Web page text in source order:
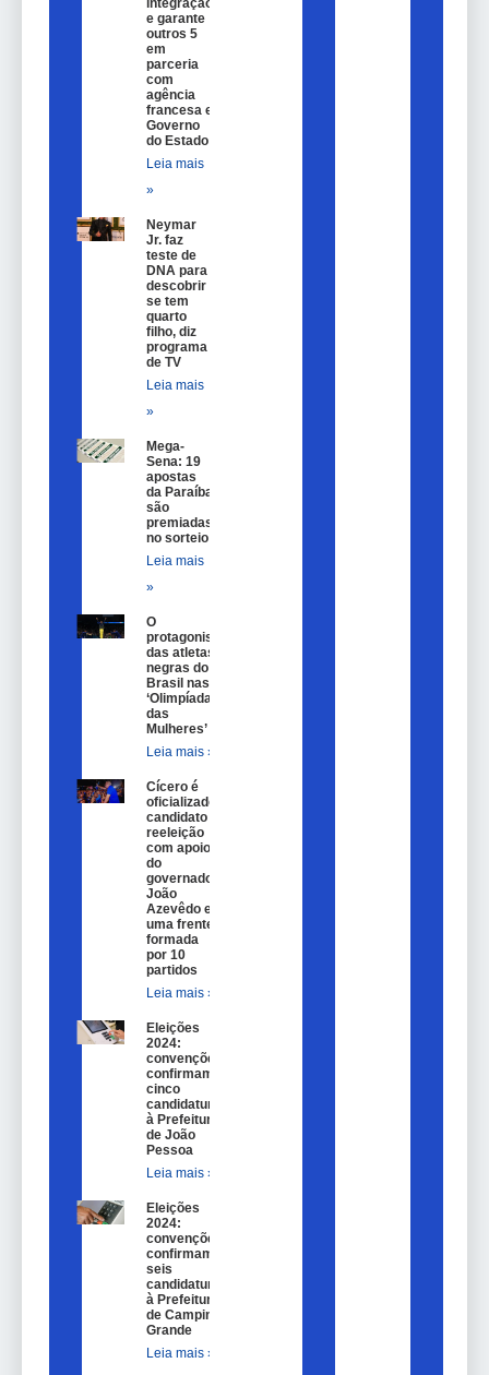
integração
e garante
outros 5
em
parceria
com
agência
francesa e
Governo
do Estado
Leia mais
»
Neymar
Jr. faz
teste de
DNA para
descobrir
se tem
quarto
filho, diz
programa
de TV
Leia mais
»
Mega-
Sena: 19
apostas
da Paraíba
são
premiadas
no sorteio
Leia mais
»
O
protagonismo
das atletas
negras do
Brasil nas
‘Olimpíadas
das
Mulheres’
Leia mais »
Cícero é
oficializado
candidato a
reeleição
com apoio
do
governador
João
Azevêdo e
uma frente
formada
por 10
partidos
Leia mais »
Eleições
2024:
convenções
confirmam
cinco
candidaturas
à Prefeitura
de João
Pessoa
Leia mais »
Eleições
2024:
convenções
confirmam
seis
candidaturas
à Prefeitura
de Campina
Grande
Leia mais »